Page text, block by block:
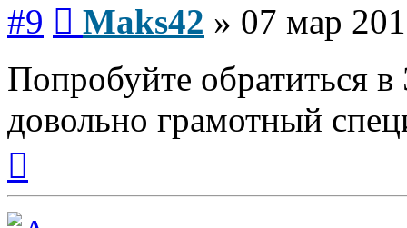
#9 Maks42 » 07 мар
Попробуйте обратиться
довольно грамотный
началу